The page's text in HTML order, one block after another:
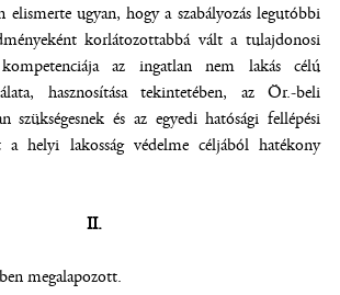
elismerte ugyan, hogy a szabályozás legutóbbi
korlátozottabbá vált a tulajdonosi
az ingatlan nem lakás célú
hasznosítása tekintetében, az Ör.-beli
szükségesnek és az egyedi hatósági fellépési
a helyi lakosság védelme céljából hatékony
II.
megalapozott.